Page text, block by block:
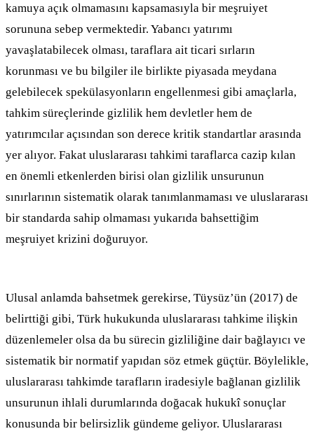
kamuya açık olmamasını kapsamasıyla bir meşruiyet
sorununa sebep vermektedir. Yabancı yatırımı
yavaşlatabilecek olması, taraflara ait ticari sırların
korunması ve bu bilgiler ile birlikte piyasada meydana
gelebilecek spekülasyonların engellenmesi gibi amaçlarla,
tahkim süreçlerinde gizlilik hem devletler hem de
yatırımcılar açısından son derece kritik standartlar arasında
yer alıyor. Fakat uluslararası tahkimi taraflarca cazip kılan
en önemli etkenlerden birisi olan gizlilik unsurunun
sınırlarının sistematik olarak tanımlanmaması ve uluslararası
bir standarda sahip olmaması yukarıda bahsettiğim
meşruiyet krizini doğuruyor.
Ulusal anlamda bahsetmek gerekirse, Tüysüz’ün (2017) de
belirttiği gibi, Türk hukukunda uluslararası tahkime ilişkin
düzenlemeler olsa da bu sürecin gizliliğine dair bağlayıcı ve
sistematik bir normatif yapıdan söz etmek güçtür. Böylelikle,
uluslararası tahkimde tarafların iradesiyle bağlanan gizlilik
unsurunun ihlali durumlarında doğacak hukukî sonuçlar
konusunda bir belirsizlik gündeme geliyor. Uluslararası